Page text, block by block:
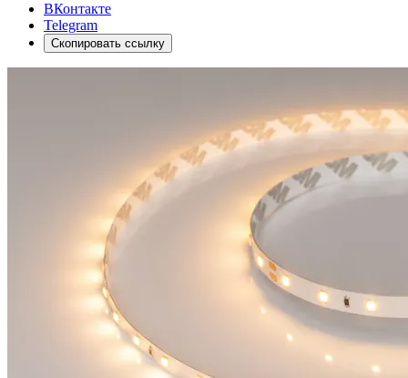
ВКонтакте
Telegram
Скопировать ссылку